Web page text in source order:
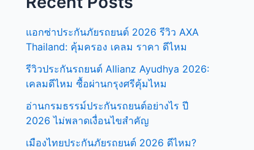
แอกซ่าประกันภัยรถยนต์ 2026 รีวิว AXA
Thailand: คุ้มครอง เคลม ราคา ดีไหม
รีวิวประกันรถยนต์ Allianz Ayudhya 2026:
เคลมดีไหม ซื้อผ่านกรุงศรีคุ้มไหม
อ่านกรมธรรม์ประกันรถยนต์อย่างไร ปี
2026 ไม่พลาดเงื่อนไขสำคัญ
เมืองไทยประกันภัยรถยนต์ 2026 ดีไหม?